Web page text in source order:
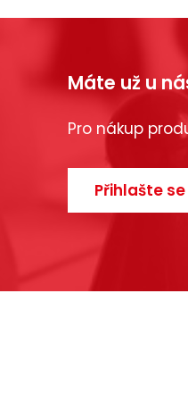
Máte už u
Pro nákup
Přihlašte se